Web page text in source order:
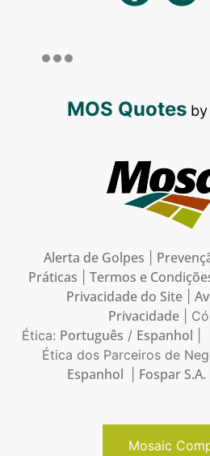
MOS Quotesby
Alerta de Golpes
Práticas
Termos e
Privacidade do Site
Privacidade|
Ética: Português / Espanhol |
Ética dos Parceiros de
Espanhol Fospar S.A.
Mosaic